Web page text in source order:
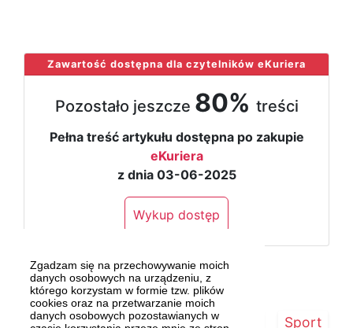
Zgadzam się na przechowywanie moich
danych osobowych na urządzeniu, z
którego korzystam w formie tzw. plików
cookies oraz na przetwarzanie moich
danych osobowych pozostawianych w
Zawartość dostępna dla czytelników eKuriera
Pozostało jeszcze 80% treści
Pełna treść artykułu dostępna po zakupie
eKuriera
z dnia 03-06-2025
Wykup dostęp
Strona główna Szczecin/Region Sport